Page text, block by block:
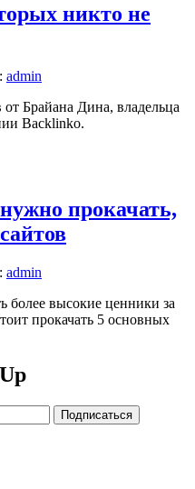
никто не
admin
от Брайана Дина, владельца
Backlinko.
прокачать,
admin
более высокие ценники за
прокачать 5 основных
Подписаться